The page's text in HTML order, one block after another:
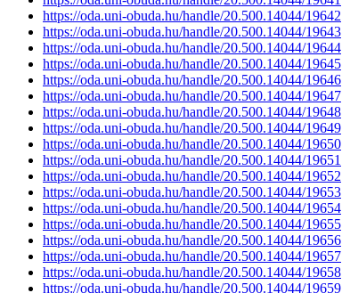
https://oda.uni-obuda.hu/handle/20.500.14044/19642
https://oda.uni-obuda.hu/handle/20.500.14044/19643
https://oda.uni-obuda.hu/handle/20.500.14044/19644
https://oda.uni-obuda.hu/handle/20.500.14044/19645
https://oda.uni-obuda.hu/handle/20.500.14044/19646
https://oda.uni-obuda.hu/handle/20.500.14044/19647
https://oda.uni-obuda.hu/handle/20.500.14044/19648
https://oda.uni-obuda.hu/handle/20.500.14044/19649
https://oda.uni-obuda.hu/handle/20.500.14044/19650
https://oda.uni-obuda.hu/handle/20.500.14044/19651
https://oda.uni-obuda.hu/handle/20.500.14044/19652
https://oda.uni-obuda.hu/handle/20.500.14044/19653
https://oda.uni-obuda.hu/handle/20.500.14044/19654
https://oda.uni-obuda.hu/handle/20.500.14044/19655
https://oda.uni-obuda.hu/handle/20.500.14044/19656
https://oda.uni-obuda.hu/handle/20.500.14044/19657
https://oda.uni-obuda.hu/handle/20.500.14044/19658
https://oda.uni-obuda.hu/handle/20.500.14044/19659